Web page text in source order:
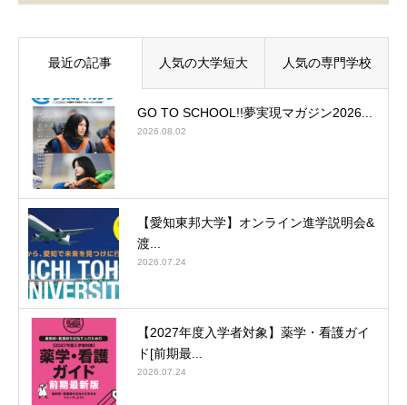
最近の記事 人気の大学短大 人気の専門学校
GO TO SCHOOL!!夢実現マガジン2026...
2026.08.02
【愛知東邦大学】オンライン進学説明会&
渡...
2026.07.24
【2027年度入学者対象】薬学・看護ガイ
ド[前期最...
2026.07.24